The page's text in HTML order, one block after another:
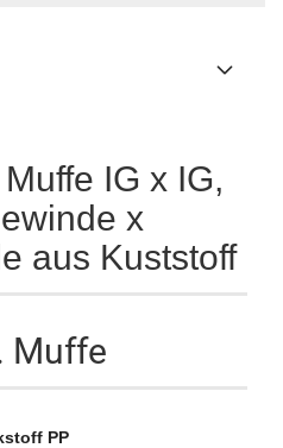
IG x IG,
x
aus Kuststoff
Muffe
PP